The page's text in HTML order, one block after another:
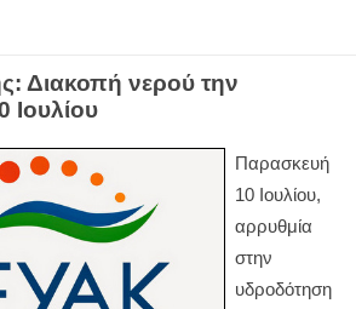
Διακοπή νερού την
Ιουλίου
Παρασκευή
10 Ιουλίου,
αρρυθμία
στην
υδροδότηση